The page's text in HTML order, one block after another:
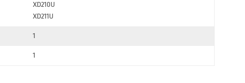
XD210U
XD211U
1
1